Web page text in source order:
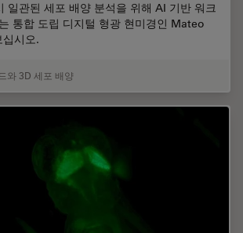
일관된 세포 배양 분석을 위해 AI 기반 워크
통합 도립 디지털 형광 현미경인 Mateo
시오.
와 3D 세포 배양